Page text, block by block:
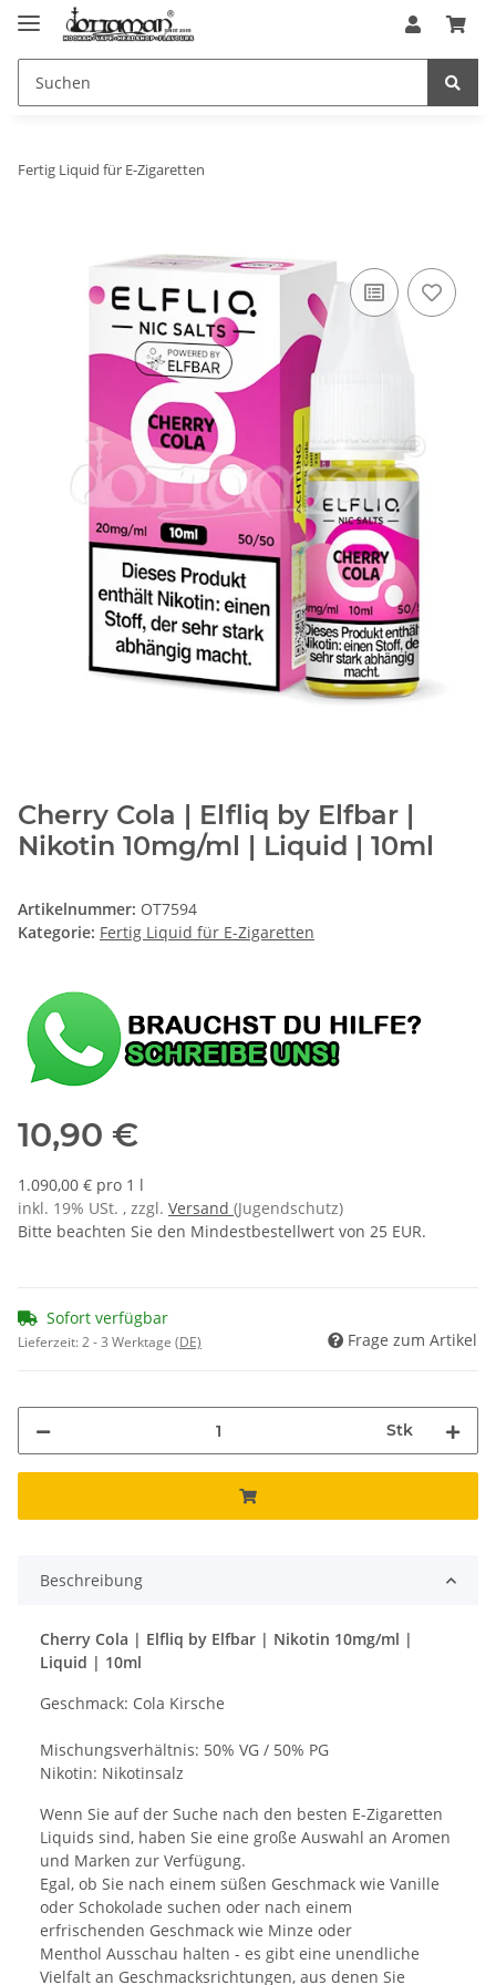
Fertig Liquid für E-Zigaretten
Cherry Cola | Elfliq by Elfbar |
Nikotin 10mg/ml | Liquid | 10ml
Artikelnummer: OT7594
Kategorie: Fertig Liquid für E-Zigaretten
10,90 €
1.090,00 € pro 1 l
inkl. 19% USt. , zzgl. Versand (Jugendschutz)
Bitte beachten Sie den Mindestbestellwert von 25 EUR.
Sofort verfügbar
Lieferzeit:2 - 3 Werktage (DE) Frage zum Artikel
Stk
Beschreibung
Cherry Cola | Elfliq by Elfbar | Nikotin 10mg/ml |
Liquid | 10ml
Geschmack: Cola Kirsche
Mischungsverhältnis: 50% VG / 50% PG
Nikotin: Nikotinsalz
Wenn Sie auf der Suche nach den besten E-Zigaretten
Liquids sind, haben Sie eine große Auswahl an Aromen
und Marken zur Verfügung.
Egal, ob Sie nach einem süßen Geschmack wie Vanille
oder Schokolade suchen oder nach einem
erfrischenden Geschmack wie Minze oder
Menthol Ausschau halten - es gibt eine unendliche
Vielfalt an Geschmacksrichtungen, aus denen Sie